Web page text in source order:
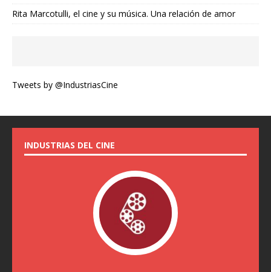
Rita Marcotulli, el cine y su música. Una relación de amor
Tweets by @IndustriasCine
INDUSTRIAS DEL CINE